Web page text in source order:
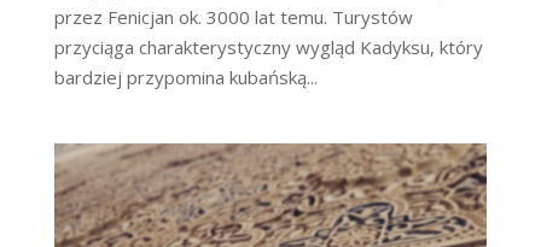
przez Fenicjan ok. 3000 lat temu. Turystów
przyciąga charakterystyczny wygląd Kadyksu, który
bardziej przypomina kubańską...